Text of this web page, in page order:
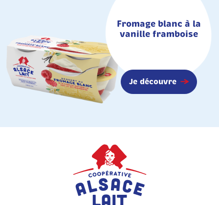
Fromage blanc à la
vanille framboise
Je découvre